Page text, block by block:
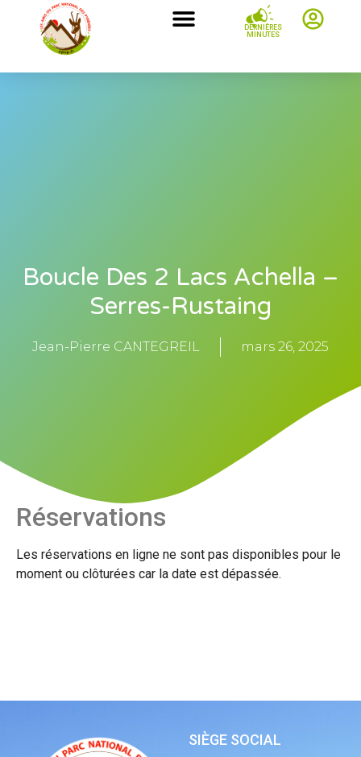
DERNIÈRES
MINUTES
Boucle Des 2 Lacs Achella –
Serres-Rustaing
Jean-Pierre CANTEGREIL mars 26, 2025
Réservations
Les réservations en ligne ne sont pas disponibles pour le
moment ou clôturées car la date est dépassée.
SIÈGE SOCIAL